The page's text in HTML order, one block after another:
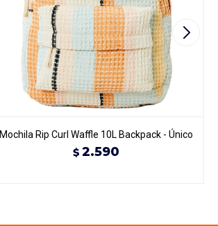
Mochila Rip Curl Waffle 10L Backpack - Único
$ 2.590